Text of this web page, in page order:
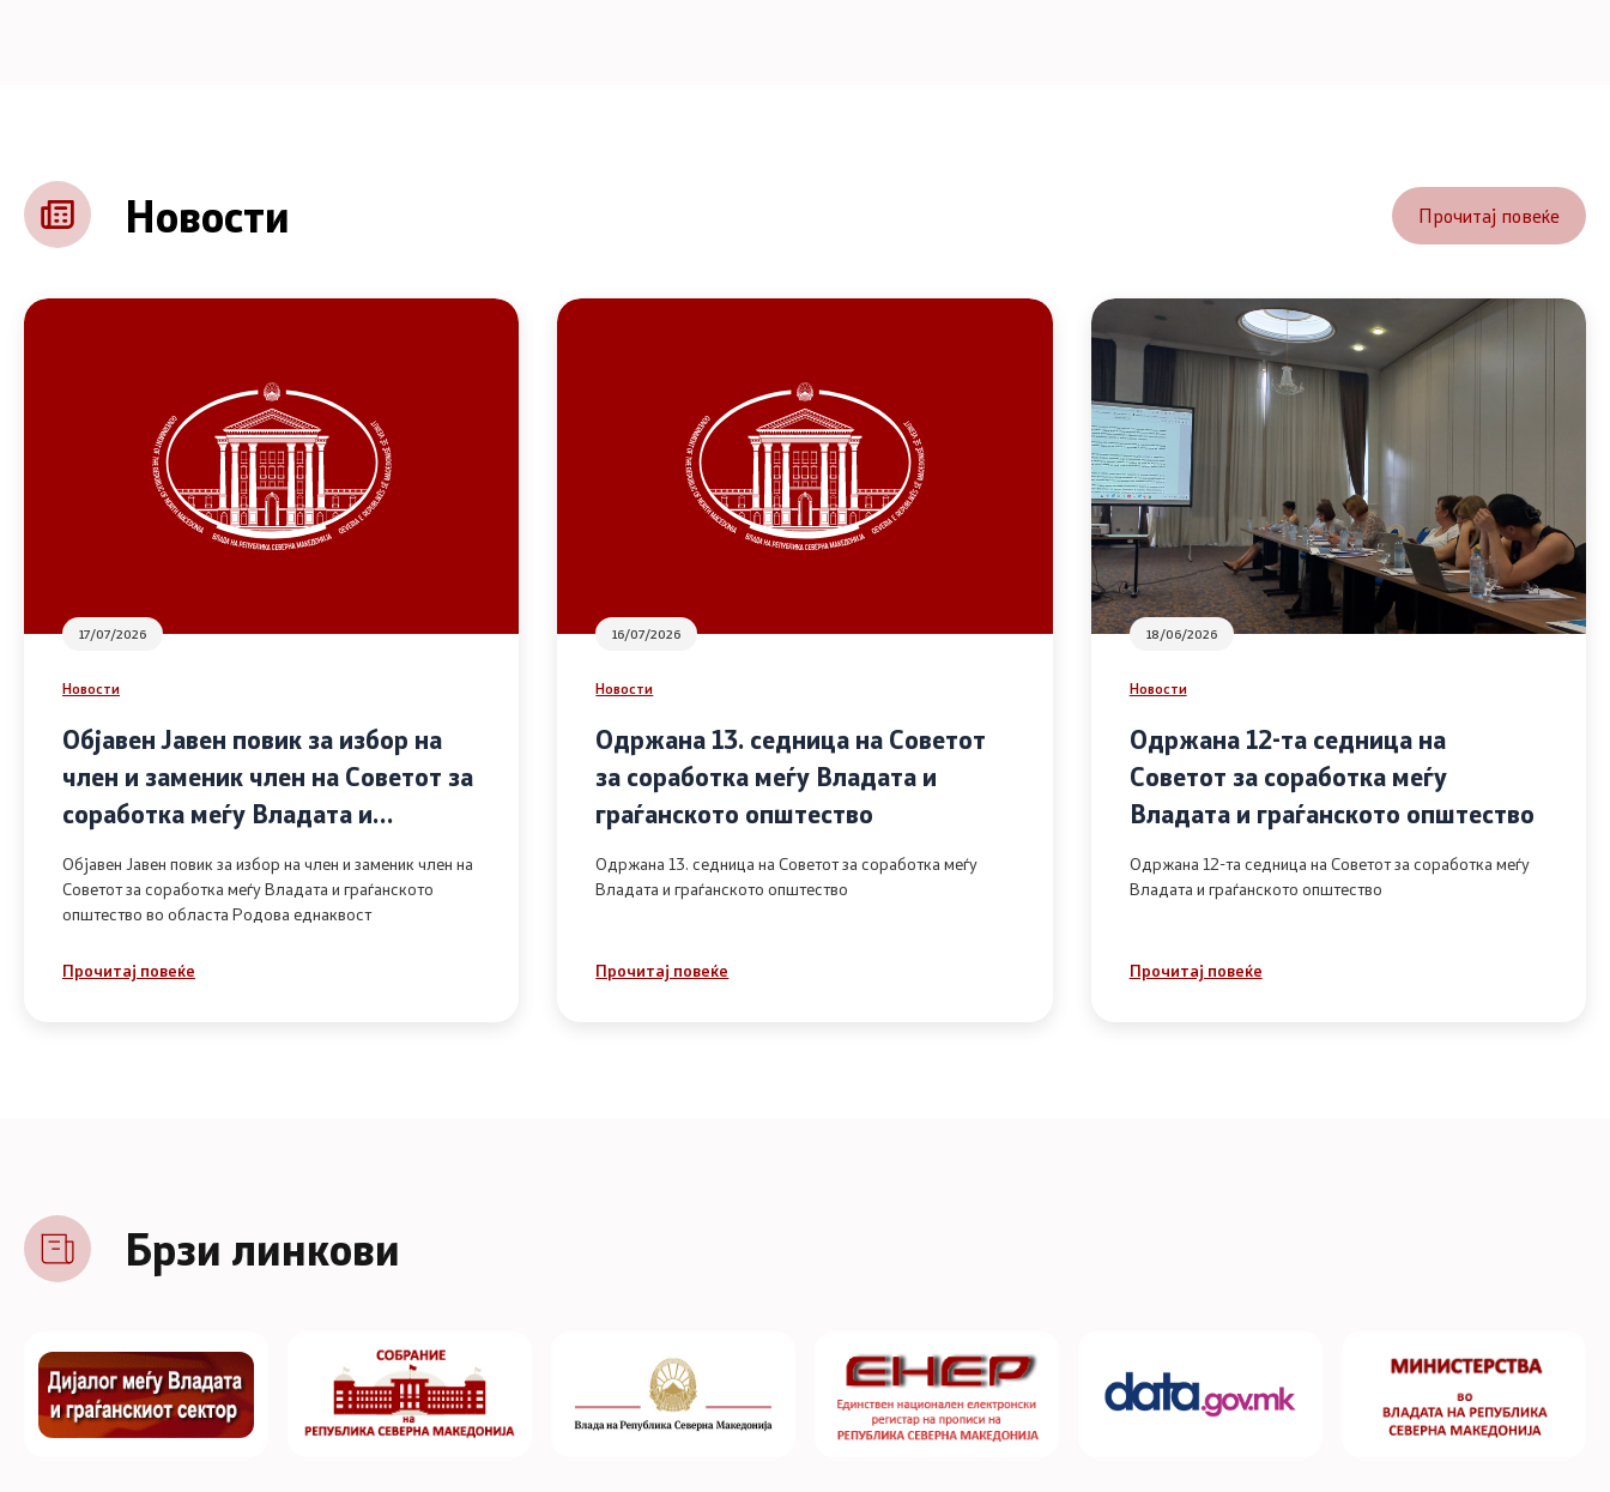
Новости Прочитај повеќе
17/07/2026
Новости
Објавен Јавен повик за избор на
член и заменик член на Советот за
соработка меѓу Владата и
граѓанското општество во областа
Родова еднаквост
Објавен Јавен повик за избор на член и заменик член на
Советот за соработка меѓу Владата и граѓанското
општество во областа Родова еднаквост
Прочитај повеќе
16/07/2026
Новости
Одржана 13. седница на Советот
за соработка меѓу Владата и
граѓанското општество
Одржана 13. седница на Советот за соработка меѓу
Владата и граѓанското општество
Прочитај повеќе
18/06/2026
Новости
Одржана 12-та седница на
Советот за соработка меѓу
Владата и граѓанското општество
Одржана 12-та седница на Советот за соработка меѓу
Владата и граѓанското општество
Прочитај повеќе
Брзи линкови